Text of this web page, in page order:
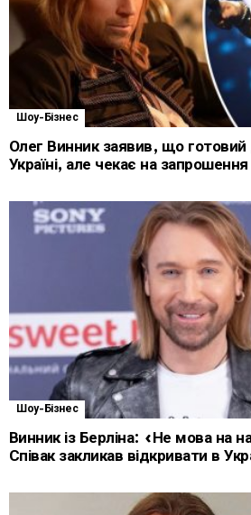
Шоу-Бізнес
Олег Винник заявив, що
Україні, але чекає на запрошення
Шоу-Бізнес
Винник із Берліна: «Не мова на
Співак закликав відкривати в